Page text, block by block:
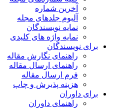
آخرین شماره
آلبوم جلدهای مجله
نمایه نویسندگان
نمایه واژه های کلیدی
برای نویسندگان
راهنمای نگارش مقاله
راهنمای ارسال مقاله
فرم ارسال مقاله
هزینه پذیرش و چاپ
برای داوران
راهنمای داوران